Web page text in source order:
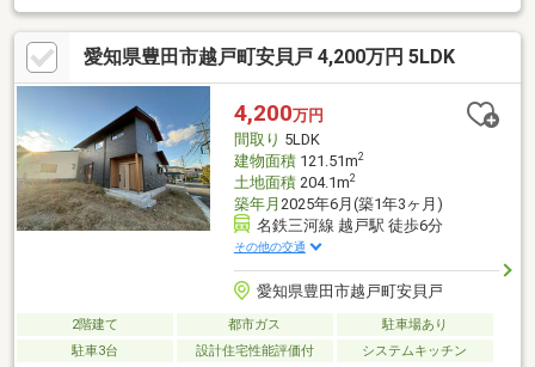
をお探しの方！◎オール電化のお家をお探しの方！◎新築以外の
選択肢をお考えの方◆◇◆◇物件見学 予約 受付中◇◆◇◆
ゆっくりご見学いただく為、１組ずつご案内させていただいてお
ります。事前にご予約をお願いいたします。【お問い合わせ窓
口】ＴＥＬ：０１２０－３４－０９０９
愛知県豊田市越戸町安貝戸 4,200万円 5LDK
4,200万円
間取り 5LDK
建物面積121.51m2
土地面積204.1m2
築年月 2025年6月(築1年3ヶ月)
名鉄三河線 越戸駅 徒歩6分
その他の交通
愛知県豊田市越戸町安貝戸
2階建て 都市ガス
駐車場あり
駐車3台
設計住宅性能評価付 システムキッチン